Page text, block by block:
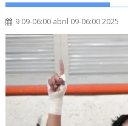
9 09-06:00 abril 09-06:00 2025